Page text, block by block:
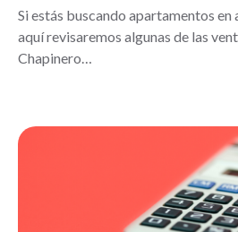
Si estás buscando apartamentos en
aquí revisaremos algunas de las
Chapinero…